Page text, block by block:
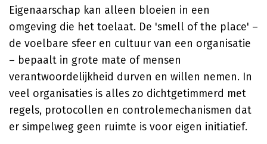
Eigenaarschap kan alleen bloeien in een
omgeving die het toelaat. De 'smell of the place' –
de voelbare sfeer en cultuur van een organisatie
– bepaalt in grote mate of mensen
verantwoordelijkheid durven en willen nemen. In
veel organisaties is alles zo dichtgetimmerd met
regels, protocollen en controlemechanismen dat
er simpelweg geen ruimte is voor eigen initiatief.